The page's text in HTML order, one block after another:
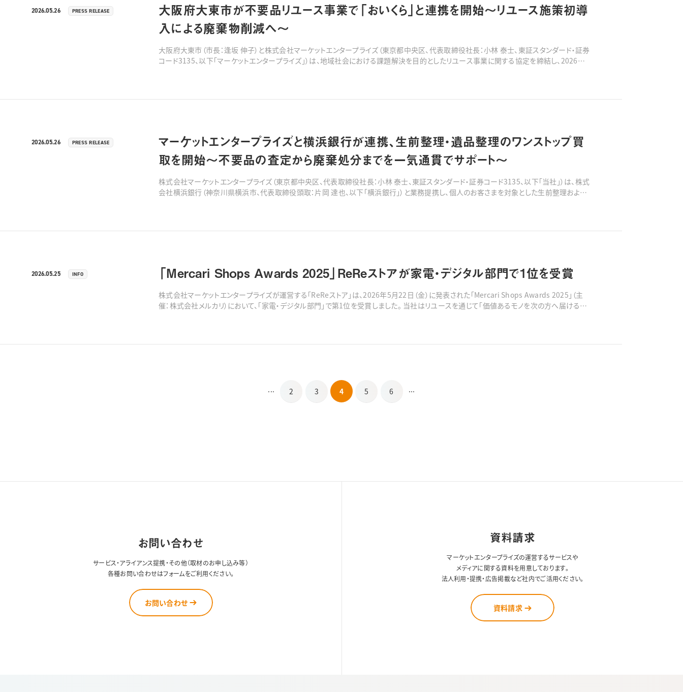
2026.05.26 PRESS RELEASE
大阪府大東市が不要品リユース事業で「おいくら」と連携を開始〜リユース施策初導
入による廃棄物削減へ〜
大阪府大東市（市長：逢坂 伸子）と株式会社マーケットエンタープライズ（東京都中央区、代表取締役社長：小林 泰士、東証スタンダード・証券
コード3135、以下「マーケットエンタープライズ」）は、地域社会における課題解決を目的としたリユース事業に関する協定を締結し、2026年5
2026.05.26 PRESS RELEASE
マーケットエンタープライズと横浜銀行が連携、生前整理・遺品整理のワンストップ買
取を開始〜不要品の査定から廃棄処分までを一気通貫でサポート〜
株式会社マーケットエンタープライズ（東京都中央区、代表取締役社長：小林 泰士、東証スタンダード・証券コード3135、以下「当社」）は、株式
会社横浜銀行（神奈川県横浜市、代表取締役頭取：片岡 達也、以下「横浜銀行」）と業務提携し、個人のお客さまを対象とした生前整理および
2026.05.25 INFO 「Mercari Shops Awards 2025」ReReストアが家電・デジタル部門で1位を受賞
株式会社マーケットエンタープライズが運営する「ReReストア」は、2026年5月22日（金）に発表された「Mercari Shops Awards 2025」（主
催：株式会社メルカリ）において、「家電・デジタル部門」で第1位を受賞しました。 当社はリユースを通じて「価値あるモノを次の方へ届ける」こ
... 2 3 4 5 6 ...
お問い合わせ
サービス・アライアンス提携・その他（取材のお申し込み等）
各種お問い合わせはフォームをご利用ください。
お問い合わせ
資料請求
マーケットエンタープライズの運営するサービスや
メディアに関する資料を用意しております。
法人利用・提携・広告掲載など社内でご活用ください。
資料請求